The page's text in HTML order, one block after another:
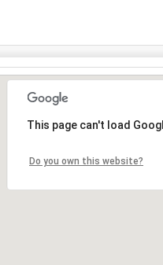
This page can't load
Do you own this website?